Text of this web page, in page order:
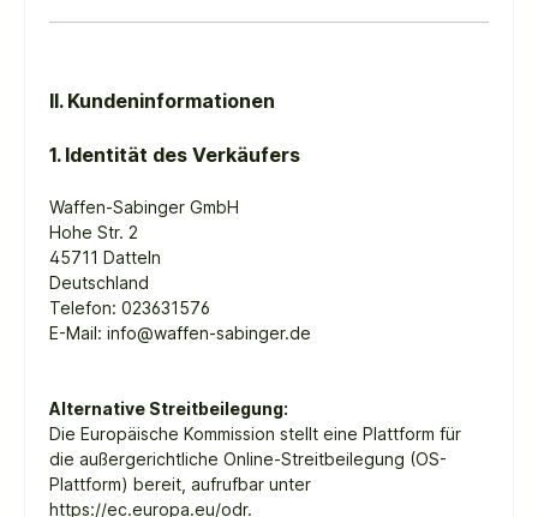
II. Kundeninformationen
1. Identität des Verkäufers
Waffen-Sabinger GmbH
Hohe Str. 2
45711 Datteln
Deutschland
Telefon: 023631576
E-Mail: info@waffen-sabinger.de
Alternative Streitbeilegung:
Die Europäische Kommission stellt eine Plattform für
die außergerichtliche Online-Streitbeilegung (OS-
Plattform) bereit, aufrufbar unter
https://ec.europa.eu/odr.